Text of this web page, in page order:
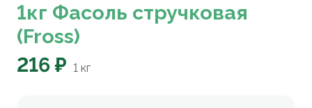
1кг Фасоль стручковая
(Fross)
216 ₽ 1 кг